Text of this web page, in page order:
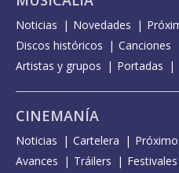
Noticias Novedades
Discos históricos
Canciones
Artistas y grupos
Portadas
CINEMANÍA
Noticias Cartelera
Avances
Tráilers